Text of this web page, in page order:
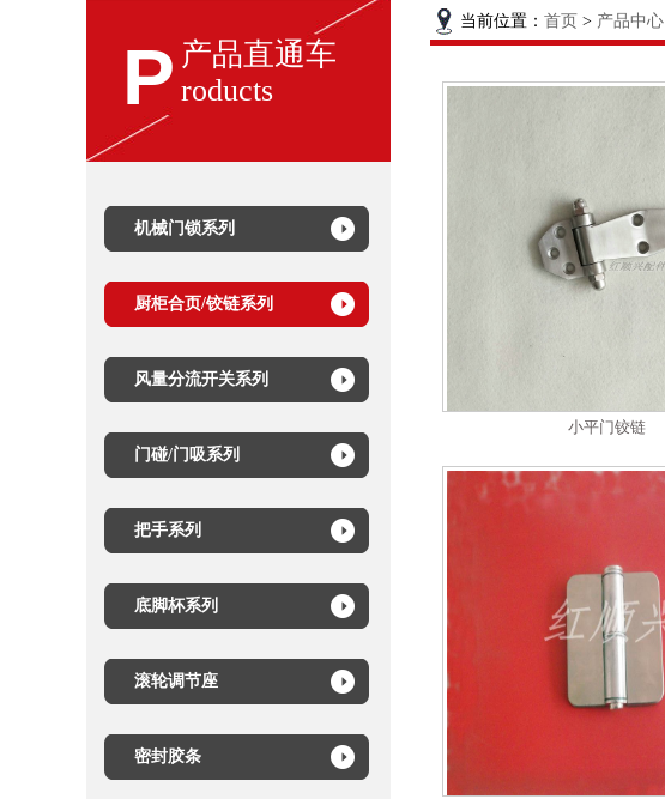
烤箱合页 试验箱铰链 厨柜门锁 冷柜门锁
门扣 雀锁
P 产品直通车
roducts
机械门锁系列
厨柜合页/铰链系列
风量分流开关系列
门碰/门吸系列
把手系列
底脚杯系列
滚轮调节座
密封胶条
当前位置： 首页 > 产品中心
小平门铰链